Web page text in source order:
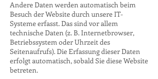
Andere Daten werden automatisch beim
Besuch der Website durch unsere IT-
Systeme erfasst. Das sind vor allem
technische Daten (z. B. Internetbrowser,
Betriebssystem oder Uhrzeit des
Seitenaufrufs). Die Erfassung dieser Daten
erfolgt automatisch, sobald Sie diese Website
betreten.